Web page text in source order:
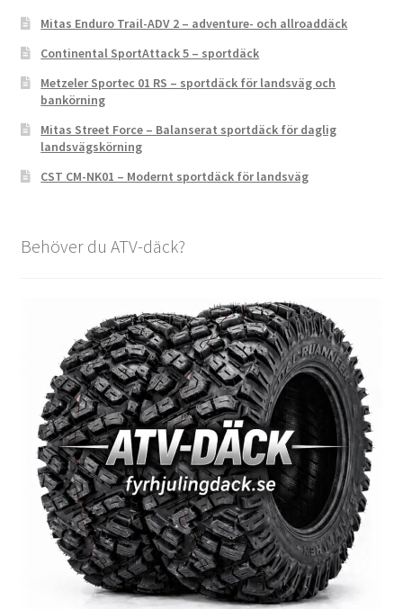
Mitas Enduro Trail-ADV 2 – adventure- och allroaddäck
Continental SportAttack 5 – sportdäck
Metzeler Sportec 01 RS – sportdäck för landsväg och
bankörning
Mitas Street Force – Balanserat sportdäck för daglig
landsvägskörning
CST CM-NK01 – Modernt sportdäck för landsväg
Behöver du ATV-däck?